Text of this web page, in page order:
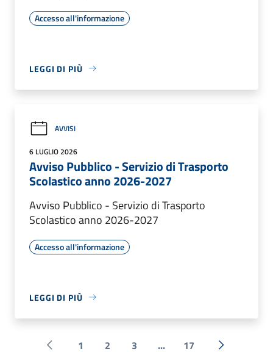
Accesso all'informazione
LEGGI DI PIÙ
AVVISI
6 LUGLIO 2026
Avviso Pubblico - Servizio di Trasporto
Scolastico anno 2026-2027
Avviso Pubblico - Servizio di Trasporto
Scolastico anno 2026-2027
Accesso all'informazione
LEGGI DI PIÙ
1 2 3 ... 17